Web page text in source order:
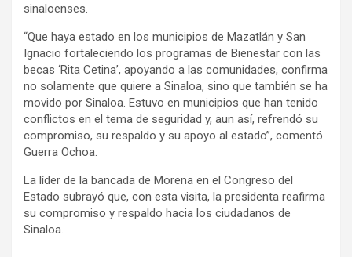
sinaloenses.
“Que haya estado en los municipios de Mazatlán y San
Ignacio fortaleciendo los programas de Bienestar con las
becas ‘Rita Cetina’, apoyando a las comunidades, confirma
no solamente que quiere a Sinaloa, sino que también se ha
movido por Sinaloa. Estuvo en municipios que han tenido
conflictos en el tema de seguridad y, aun así, refrendó su
compromiso, su respaldo y su apoyo al estado”, comentó
Guerra Ochoa.
La líder de la bancada de Morena en el Congreso del
Estado subrayó que, con esta visita, la presidenta reafirma
su compromiso y respaldo hacia los ciudadanos de
Sinaloa.